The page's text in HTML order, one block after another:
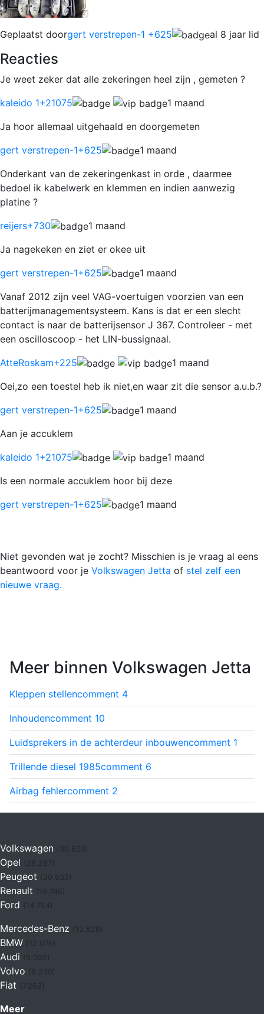
Geplaatst doorgert verstrepen-1 +625 al 8 jaar lid
Reacties
Je weet zeker dat alle zekeringen heel zijn , gemeten ?
kaleido 1+21075
1 maand
Ja hoor allemaal uitgehaald en doorgemeten
gert verstrepen-1+625
1 maand
Onderkant van de zekeringenkast in orde , daarmee
bedoel ik kabelwerk en klemmen en indien aanwezig
platine ?
reijers+730
1 maand
Ja nagekeken en ziet er okee uit
gert verstrepen-1+625
1 maand
Vanaf 2012 zijn veel VAG-voertuigen voorzien van een
batterijmanagementsysteem. Kans is dat er een slecht
contact is naar de batterijsensor J 367. Controleer - met
een oscilloscoop - het LIN-bussignaal.
AtteRoskam+225
1 maand
Oei,zo een toestel heb ik niet,en waar zit die sensor a.u.b.?
gert verstrepen-1+625
1 maand
Aan je accuklem
kaleido 1+21075
1 maand
Is een normale accuklem hoor bij deze
gert verstrepen-1+625 1 maand
Niet gevonden wat je zocht? Misschien is je vraag al eens
beantwoord voor je Volkswagen Jetta of stel zelf een
nieuwe vraag.
Meer binnen Volkswagen Jetta
Kleppen stellencomment 4
Inhoudencomment 10
Luidsprekers in de achterdeur inbouwencomment 1
Trillende diesel 1985comment 6
Airbag fehlercomment 2
Volkswagen (30.623)
Opel
Peugeot
Renault (19.746)
Ford (14.754)
Mercedes-Benz
BMW (12.076)
Audi
Volvo
Fiat (7.262)
Meer